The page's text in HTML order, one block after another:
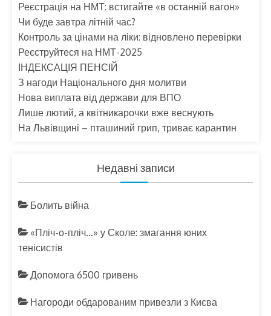
Реєстрація на НМТ: встигайте «в останній вагон»
Чи буде завтра літній час?
Контроль за цінами на ліки: відновлено перевірки
Реєструйтеся на НМТ-2025
ІНДЕКСАЦІЯ ПЕНСІЙ
З нагоди Національного дня молитви
Нова виплата від держави для ВПО
Лише лютий, а квітникарочки вже веснують
На Львівщині – пташиний грип, триває карантин
Недавні записи
Болить війна
«Пліч-о-пліч…» у Сколе: змагання юних
тенісистів
Допомога 6500 гривень
Нагороди обдарованим привезли з Києва